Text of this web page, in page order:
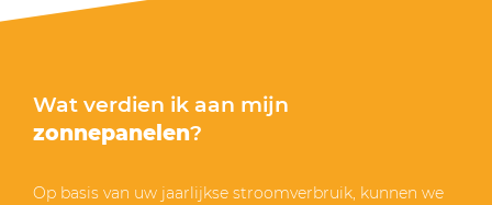
Wat verdien ik aan mijn
zonnepanelen?
Op basis van uw jaarlijkse stroomverbruik, kunnen we